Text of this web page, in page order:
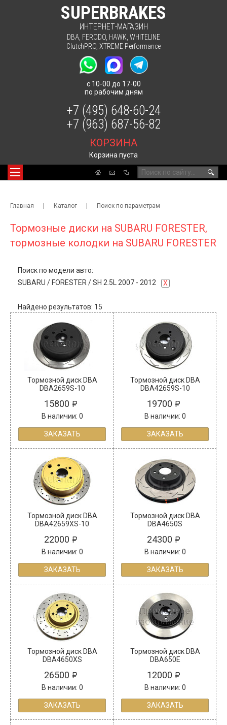
SUPERBRAKES
ИНТЕРНЕТ-МАГАЗИН
DBA FERODO HAWK WHITELINE
ClutchPRO XTREME Performance
с 10-00 до 17-00
по рабочим дням
🔍
КОРЗИНА
Корзина пуста
+7 (495) 648-60-24
+7 (963) 687-56-82
Главная | Каталог | Поиск по параметрам
Тормозные диски на SUBARU FORESTER,
тормозные колодки на SUBARU FORESTER
Поиск по модели авто:
SUBARU / FORESTER /SH 2.5L 2007 - 2012 X
Найдено результатов: 15
Тормозной диск DBA
DBA2659S-10
15800
В наличии: 0
ЗАКАЗАТЬ
Тормозной диск DBA
DBA42659S-10
19700
В наличии: 0
ЗАКАЗАТЬ
Тормозной диск DBA
DBA42659XS-10
22000
В наличии: 0
ЗАКАЗАТЬ
Тормозной диск DBA
DBA4650S
24300
В наличии: 0
ЗАКАЗАТЬ
Тормозной диск DBA
DBA4650XS
26500
В наличии: 0
ЗАКАЗАТЬ
Тормозной диск DBA
DBA650E
12000
В наличии: 0
ЗАКАЗАТЬ